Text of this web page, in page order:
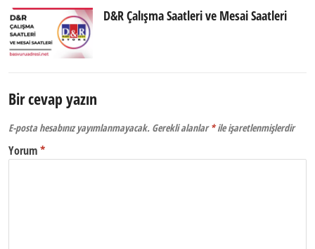
D&R Çalışma Saatleri ve Mesai Saatleri
Bir cevap yazın
E-posta hesabınız yayımlanmayacak. Gerekli alanlar*ile işaretlenmişlerdir
Yorum*